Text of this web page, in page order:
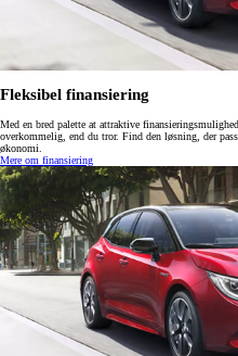
Fleksibel finansiering
Med en bred palette at attraktive
overkommelig, end du tror. Find den løsning, der
økonomi.
Mere om finansiering